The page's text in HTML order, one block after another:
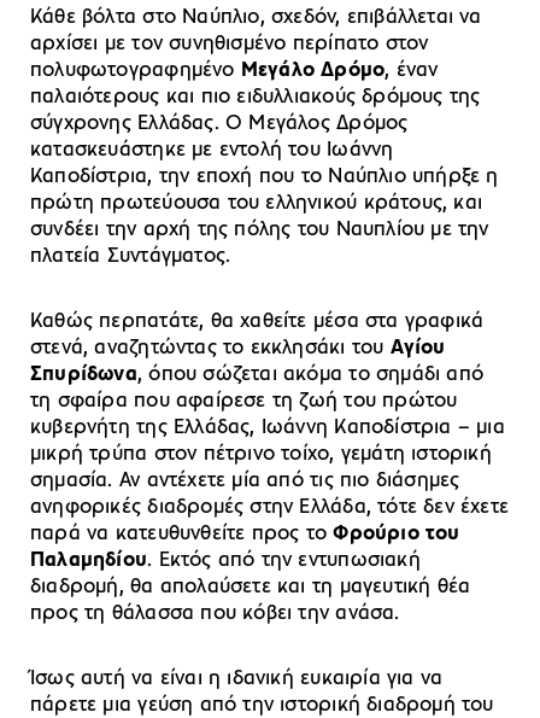
Κάθε βόλτα στο Ναύπλιο, σχεδόν, επιβάλλεται να
αρχίσει με τον συνηθισμένο περίπατο στον
πολυφωτογραφημένο Μεγάλο Δρόμο, έναν
παλαιότερους και πιο ειδυλλιακούς δρόμους της
σύγχρονης Ελλάδας. Ο Μεγάλος Δρόμος
κατασκευάστηκε με εντολή του Ιωάννη
Καποδίστρια, την εποχή που το Ναύπλιο υπήρξε η
πρώτη πρωτεύουσα του ελληνικού κράτους, και
συνδέει την αρχή της πόλης του Ναυπλίου με την
πλατεία Συντάγματος.
Καθώς περπατάτε, θα χαθείτε μέσα στα γραφικά
στενά, αναζητώντας το εκκλησάκι του Αγίου
Σπυρίδωνα, όπου σώζεται ακόμα το σημάδι από
τη σφαίρα που αφαίρεσε τη ζωή του πρώτου
κυβερνήτη της Ελλάδας, Ιωάννη Καποδίστρια – μια
μικρή τρύπα στον πέτρινο τοίχο, γεμάτη ιστορική
σημασία. Αν αντέχετε μία από τις πιο διάσημες
ανηφορικές διαδρομές στην Ελλάδα, τότε δεν έχετε
παρά να κατευθυνθείτε προς τοΦρούριο του
Παλαμηδίου. Εκτός από την εντυπωσιακή
διαδρομή, θα απολαύσετε και τη μαγευτική θέα
προς τη θάλασσα που κόβει την ανάσα.
Ίσως αυτή να είναι η ιδανική ευκαιρία για να
πάρετε μια γεύση από την ιστορική διαδρομή του